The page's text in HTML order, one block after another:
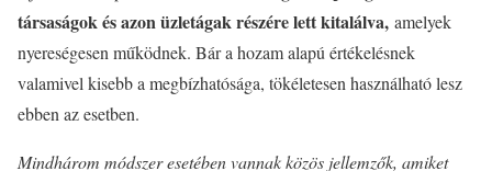
társaságok és azon üzletágak részére lett kitalálva, amelyek
nyereségesen működnek. Bár a hozam alapú értékelésnek
valamivel kisebb a megbízhatósága, tökéletesen használható lesz
ebben az esetben.
Mindhárom módszer esetében vannak közös jellemzők, amiket